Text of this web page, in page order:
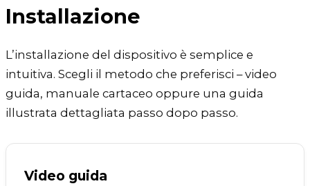
Installazione
L’installazione del dispositivo è semplice e
intuitiva. Scegli il metodo che preferisci – video
guida, manuale cartaceo oppure una guida
illustrata dettagliata passo dopo passo.
Video guida